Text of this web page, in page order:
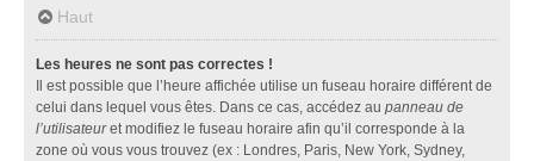
Haut
Les heures ne sont pas correctes !
Il est possible que l’heure affichée utilise un fuseau horaire différent de
celui dans lequel vous êtes. Dans ce cas, accédez au panneau de
l’utilisateuret modifiez le fuseau horaire afin qu’il corresponde à la
zone où vous vous trouvez (ex : Londres, Paris, New York, Sydney,